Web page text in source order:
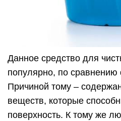
Данное средство для
популярно, по сравнению
Причиной тому –
веществ, которые
поверхность. К тому же